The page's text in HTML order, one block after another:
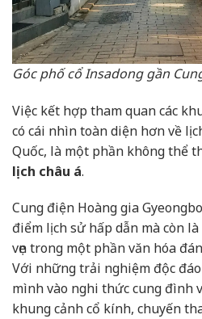
Góc phố cổ Insadong gần
Việc kết hợp tham quan các
có cái nhìn toàn diện hơn về
Quốc, là một phần không thể
lịch châu á.
Cung điện Hoàng gia
điểm lịch sử hấp dẫn mà còn
vẹn trong một phần văn hóa
Với những trải nghiệm độc
mình vào nghi thức cung đình
khung cảnh cổ kính, chuyến